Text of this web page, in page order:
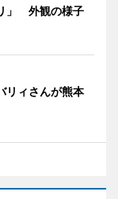
」 外観の様子
リィさんが熊本